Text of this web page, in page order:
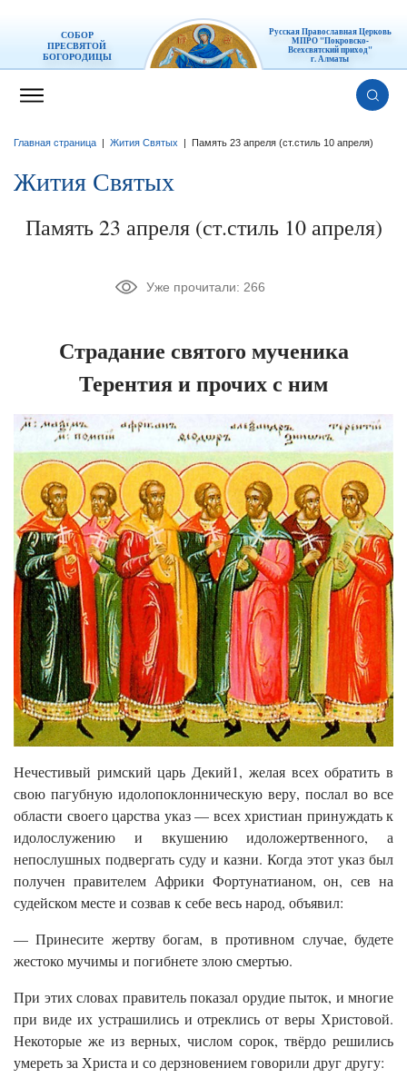
СОБОР
ПРЕСВЯТОЙ
БОГОРОДИЦЫ
Русская Православная Церковь
МПРО "Покровско-
Всехсвятский приход"
г. Алматы
Главная страница Жития Святых Память 23 апреля (ст.стиль 10 апреля)
Жития Святых
Память 23 апреля (ст.стиль 10 апреля)
Уже прочитали: 266
Страдание святого мученика
Терентия и прочих с ним
Нечестивый римский царь Декий1, желая всех обратить в
свою пагубную идолопоклонническую веру, послал во все
области своего царства указ — всех христиан принуждать к
идолослужению и вкушению идоложертвенного, а
непослушных подвергать суду и казни. Когда этот указ был
получен правителем Африки Фортунатианом, он, сев на
судейском месте и созвав к себе весь народ, объявил:
— Принесите жертву богам, в противном случае, будете
жестоко мучимы и погибнете злою смертью.
При этих словах правитель показал орудие пыток, и многие
при виде их устрашились и отреклись от веры Христовой.
Некоторые же из верных, числом сорок, твёрдо решились
умереть за Христа и со дерзновением говорили друг другу: